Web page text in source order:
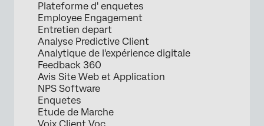
Plateforme d' enquetes
Employee Engagement
Entretien depart
Analyse Predictive Client
Analytique de l'expérience digitale
Feedback 360
Avis Site Web et Application
NPS Software
Enquetes
Etude de Marche